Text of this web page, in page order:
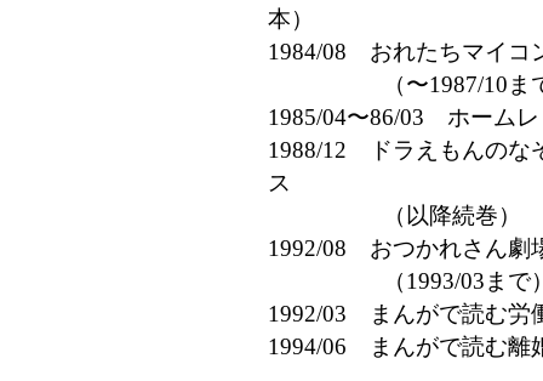
本）
1984/08 おれたちマイコ
（〜1987/10まで
1985/04〜86/03 ホー
1988/12 ドラえもんのな
ス
（以降続巻）
1992/08 おつかれさん劇
（1993/03まで
1992/03 まんがで読む
1994/06 まんがで読む